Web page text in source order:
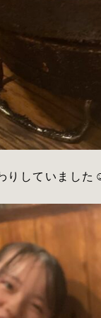
りしていまし